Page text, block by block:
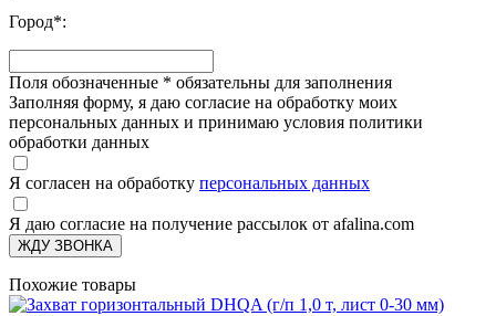
Город*:
Поля обозначенные * обязательны для заполнения
Заполняя форму, я даю согласие на обработку моих
персональных данных и принимаю условия политики
обработки данных
Я согласен на обработку персональных данных
Я даю согласие на получение рассылок от afalina.com
ЖДУ ЗВОНКА
Похожие товары